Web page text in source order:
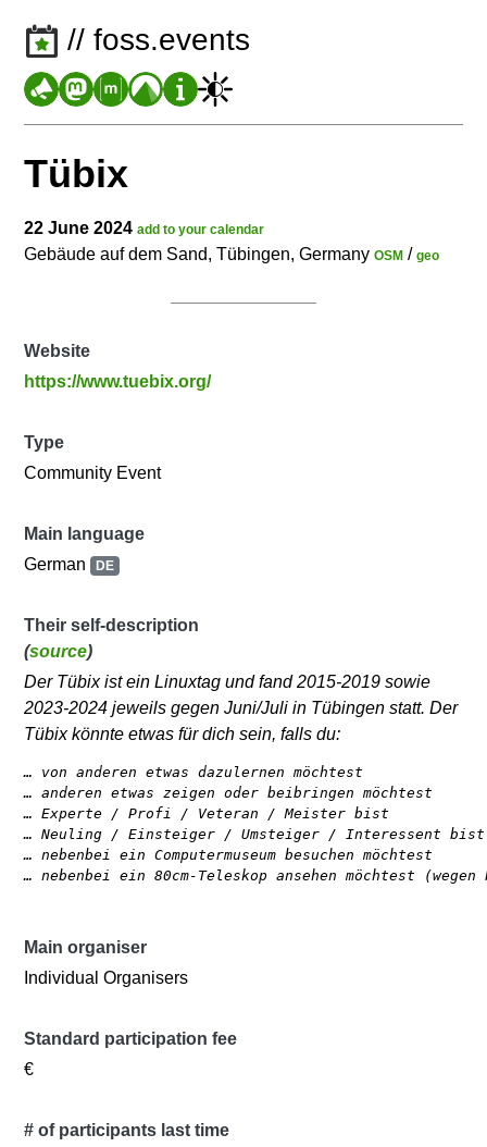
// foss.events
Tübix
22 June 2024add to your calendar
Gebäude auf dem Sand, Tübingen, GermanyOSM /geo
Website
https://www.tuebix.org/
Type
Community Event
Main language
German DE
Their self-description
(source)
Der Tübix ist ein Linuxtag und fand 2015-2019 sowie
2023-2024 jeweils gegen Juni/Juli in Tübingen statt. Der
Tübix könnte etwas für dich sein, falls du:
… von anderen etwas dazulernen möchtest
… anderen etwas zeigen oder beibringen möchtest
… Experte / Profi / Veteran / Meister bist
… Neuling / Einsteiger / Umsteiger / Interessent bist
… nebenbei ein Computermuseum besuchen möchtest
Main organiser
Individual Organisers
Standard participation fee
€
# of participants last time